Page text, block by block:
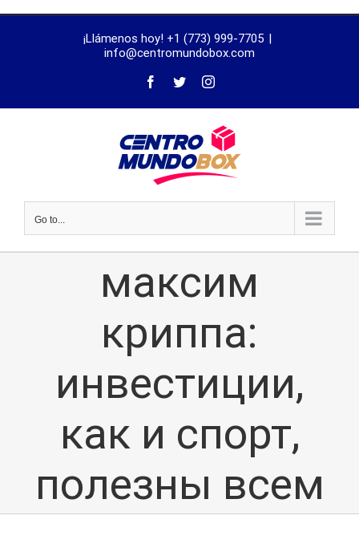
¡Llámenos hoy! +1 (773) 999-7705 |
info@centromundobox.com
Go to...
максим
криппа:
инвестиции,
как и спорт,
полезны всем